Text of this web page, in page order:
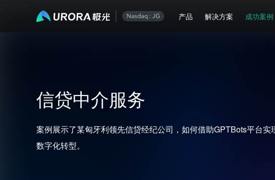
产品 解决方案 成功案例
信贷中介服务
案例展示了某匈牙利领先信贷经纪公司，如何借助GPTBots平台实
数字化转型。